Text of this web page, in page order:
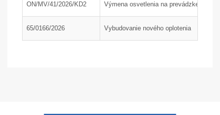
ON/MV/41/2026/KD2 Výmena osvetlenia na prevádzke KD2
65/0166/2026 Vybudovanie nového oplotenia